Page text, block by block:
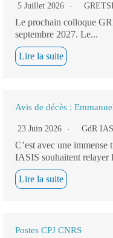
5 Juillet 2026 GRETSI
Le prochain colloque
septembre 2027. Le...
Lire la suite
Avis de décès :
23 Juin 2026 GdR
C’est avec une immense
IASIS souhaitent relayer
Lire la suite
Postes CPJ CNRS